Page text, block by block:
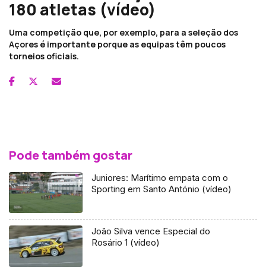
180 atletas (vídeo)
Uma competição que, por exemplo, para a seleção dos
Açores é importante porque as equipas têm poucos
torneios oficiais.
Pode também gostar
Juniores: Marítimo empata com o
Sporting em Santo António (vídeo)
João Silva vence Especial do
Rosário 1 (vídeo)